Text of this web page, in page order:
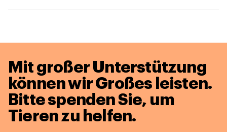
Mit großer Unterstützung
können wir Großes leisten.
Bitte spenden Sie, um
Tieren zu helfen.